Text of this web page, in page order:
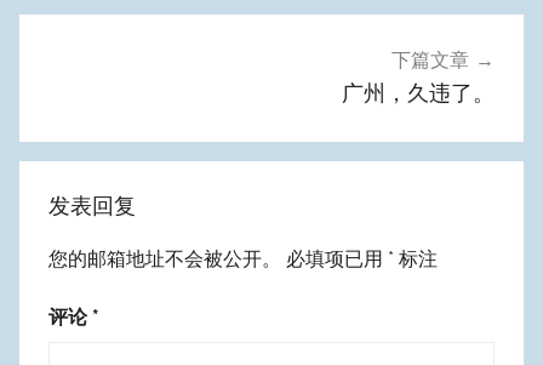
航
下篇文章
广州，久违了。
发表回复
您的邮箱地址不会被公开。 必填项已用 * 标注
评论 *